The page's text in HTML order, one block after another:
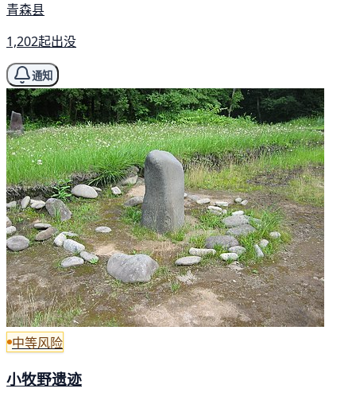
青森县
1,202起出没
通知
中等风险
小牧野遗迹